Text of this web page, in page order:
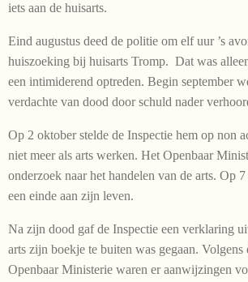
iets aan de huisarts.
Eind augustus deed de politie om elf uur ’s
huiszoeking bij huisarts Tromp. Dat was
een intimiderend optreden. Begin september
verdachte van dood door schuld nader
Op 2 oktober stelde de Inspectie hem op non
niet meer als arts werken. Het Openbaar
onderzoek naar het handelen van de arts. Op
een einde aan zijn leven.
Na zijn dood gaf de Inspectie een verklaring
arts zijn boekje te buiten was gegaan. Volgens
Openbaar Ministerie waren er aanwijzingen